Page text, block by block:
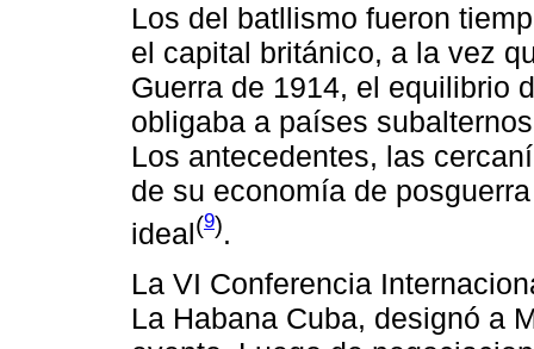
Los del batllismo fueron
el capital británico, a la vez
Guerra de 1914, el equilibrio
obligaba a países
Los antecedentes, las
de su economía de
ideal(9).
La VI Conferencia
La Habana Cuba, designó a